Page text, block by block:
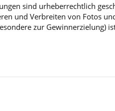
sind urheberrechtlich
und Verbreiten von Fotos
zur Gewinnerzielung)